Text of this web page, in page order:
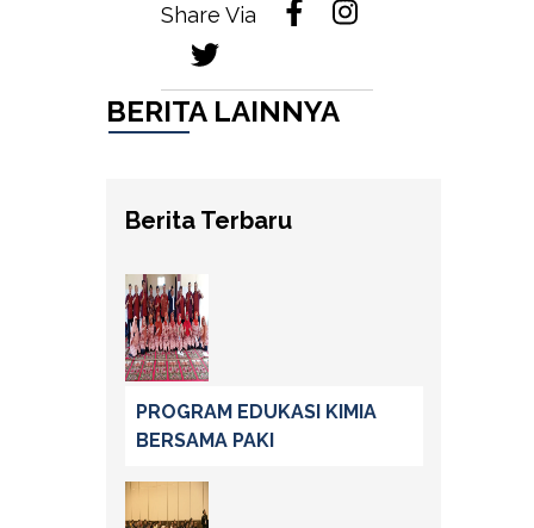
Share Via
BERITA LAINNYA
Berita Terbaru
PROGRAM EDUKASI KIMIA
BERSAMA PAKI